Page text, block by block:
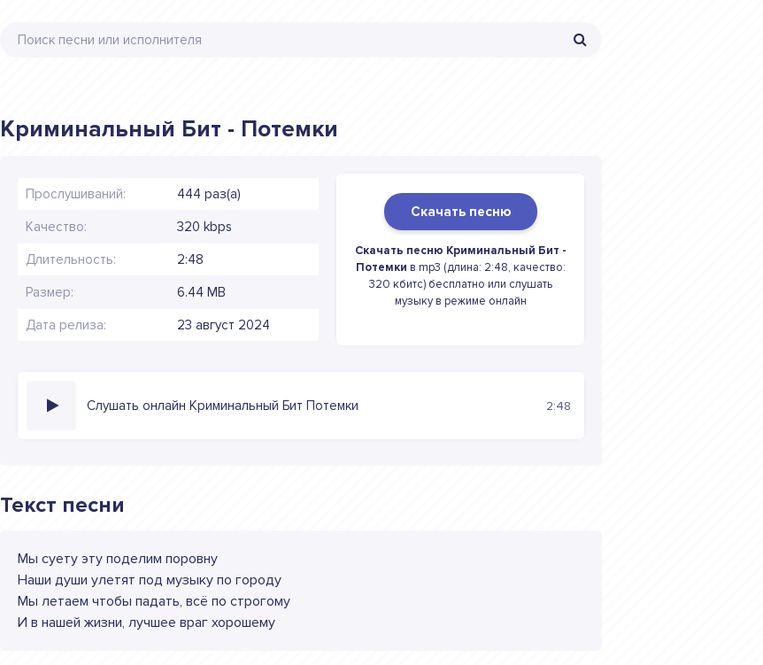
Криминальный Бит - Потемки
Прослушиваний: 444 раз(а)
Качество: 320 kbps
Длительность: 2:48
Размер: 6.44 MB
Дата релиза: 23 август 2024
Скачать песню
Скачать песню Криминальный Бит -
Потемки в mp3 (длина: 2:48, качество:
320 кбитс) бесплатно или слушать
музыку в режиме онлайн
Слушать онлайн Криминальный Бит Потемки 2:48
Текст песни
Мы суету эту поделим поровну
Наши души улетят под музыку по городу
Мы летаем чтобы падать, всё по строгому
И в нашей жизни, лучшее враг хорошему